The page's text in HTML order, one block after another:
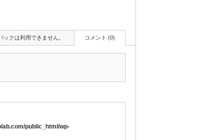
ックは利用できません。 コメント (0)
public_html/wp-